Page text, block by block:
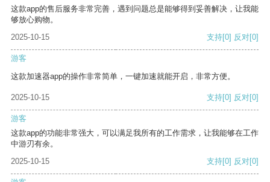
这款app的售后服务非常完善，遇到问题总是能够得到妥善解决，让我能
够放心购物。
2025-10-15
支持[0] 反对[0]
游客
这款加速器app的操作非常简单，一键加速就能开启，非常方便。
2025-10-15 支持[0] 反对[0]
游客
这款app的功能非常强大，可以满足我所有的工作需求，让我能够在工作
中游刃有余。
2025-10-15
支持[0] 反对[0]